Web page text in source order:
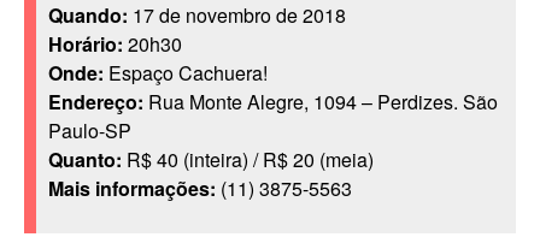
Quando: 17 de novembro de 2018
Horário: 20h30
Onde: Espaço Cachuera!
Endereço: Rua Monte Alegre, 1094 – Perdizes. São
Paulo-SP
Quanto: R$ 40 (inteira) / R$ 20 (meia)
Mais informações: (11) 3875-5563